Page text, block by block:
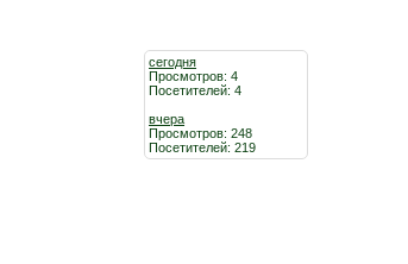
сегодня
Просмотров: 4
Посетителей: 4
вчера
Просмотров: 248
Посетителей: 219